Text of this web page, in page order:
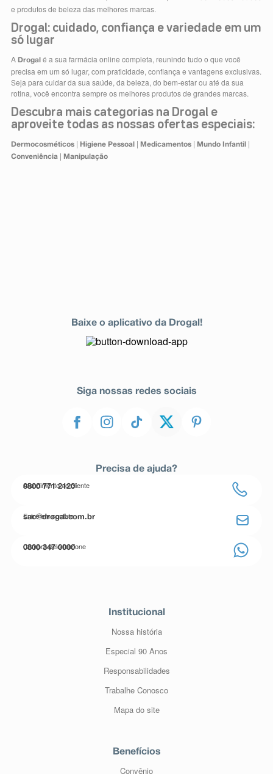
e produtos de beleza das melhores marcas.
Drogal: cuidado, confiança e variedade em um
só lugar
A Drogal é a sua farmácia online completa, reunindo tudo o que você
precisa em um só lugar, com praticidade, confiança e vantagens exclusivas.
Seja para cuidar da sua saúde, da beleza, do bem-estar ou até da sua
rotina, você encontra sempre os melhores produtos de grandes marcas.
Descubra mais categorias na Drogal e
aproveite todas as nossas ofertas especiais:
Dermocosméticos| Higiene Pessoal | Medicamentos| Mundo Infantil |
Conveniência| Manipulação
Baixe o aplicativo da Drogal!
Siga nossas redes sociais
Precisa de ajuda?
Atendimento ao cliente
0800 771 2120
Entre em contato
sac@drogal.com.br
Compre pelo telefone
0800 347 0000
Institucional
Nossa história
Especial 90 Anos
Responsabilidades
Trabalhe Conosco
Mapa do site
Benefícios
Convênio